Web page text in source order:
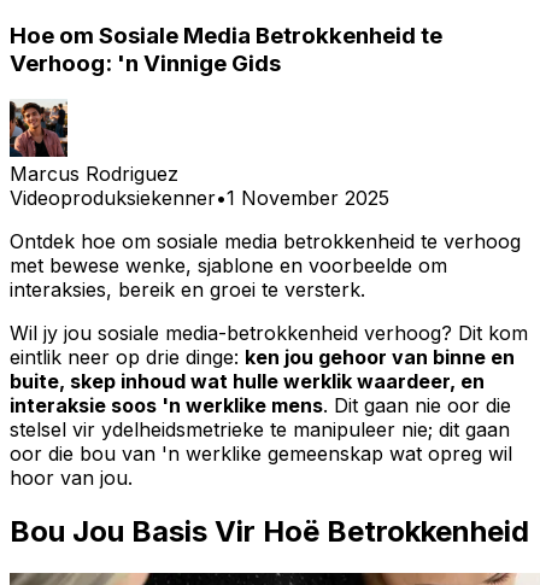
Hoe om Sosiale Media Betrokkenheid te
Verhoog: 'n Vinnige Gids
Marcus Rodriguez
Videoproduksiekenner•1 November 2025
Ontdek hoe om sosiale media betrokkenheid te verhoog
met bewese wenke, sjablone en voorbeelde om
interaksies, bereik en groei te versterk.
Wil jy jou sosiale media-betrokkenheid verhoog? Dit kom
eintlik neer op drie dinge: ken jou gehoor van binne en
buite, skep inhoud wat hulle werklik waardeer, en
interaksie soos 'n werklike mens. Dit gaan nie oor die
stelsel vir ydelheidsmetrieke te manipuleer nie; dit gaan
oor die bou van 'n werklike gemeenskap wat opreg wil
hoor van jou.
Bou Jou Basis Vir Hoë Betrokkenheid